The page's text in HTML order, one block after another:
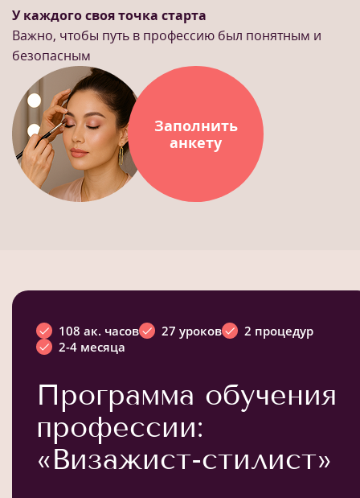
У каждого своя точка старта
Важно, чтобы путь в профессию был понятным и
безопасным
Заполнить
анкету
108 ак. часов 27 уроков
2 процедур
2-4 месяца
Программа обучения
профессии:
«Визажист-стилист»